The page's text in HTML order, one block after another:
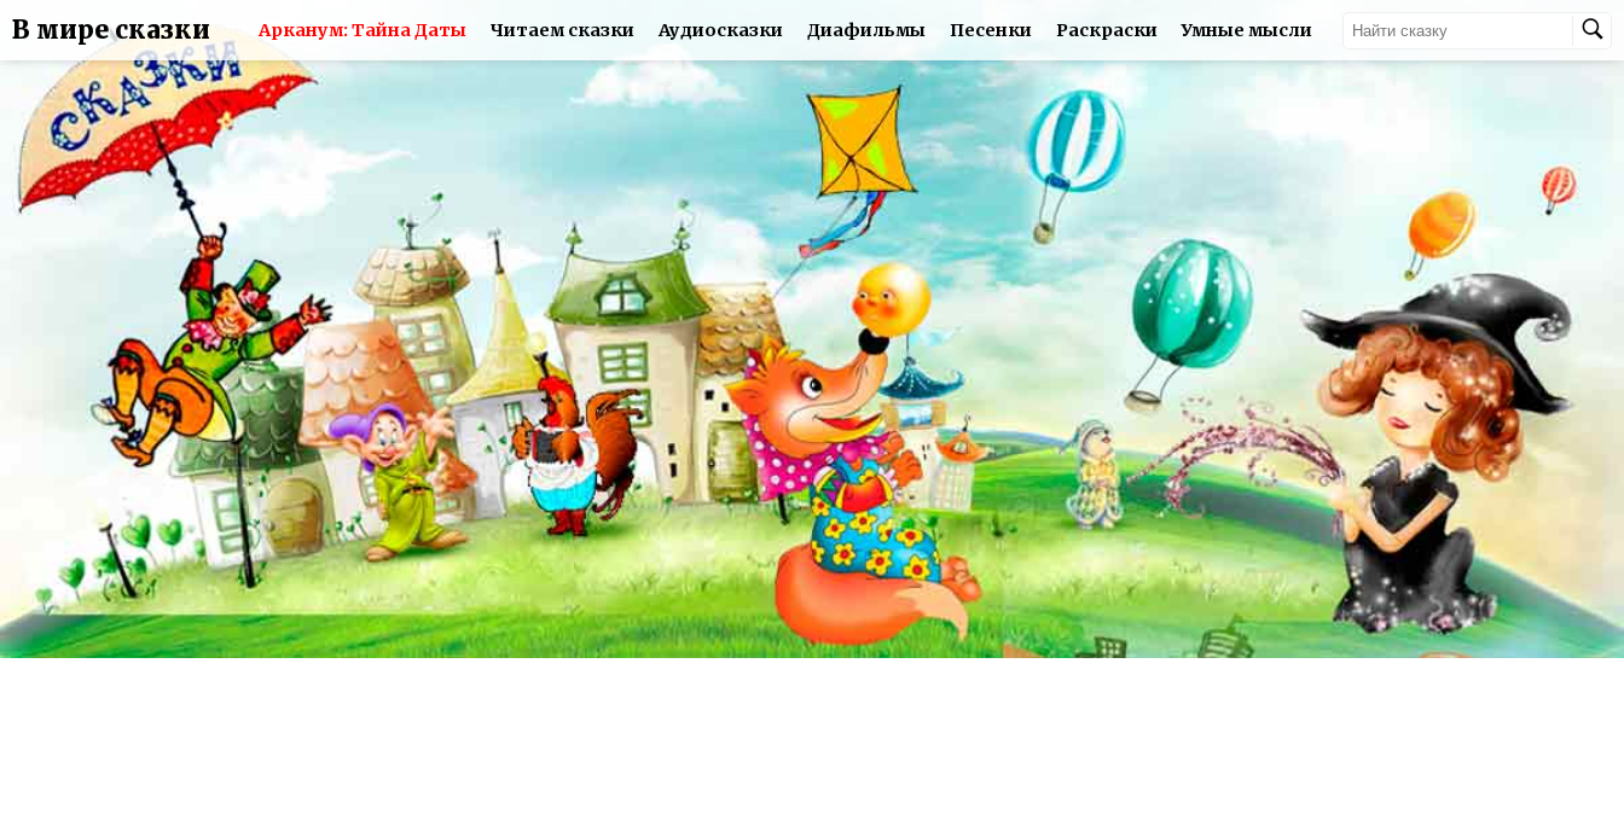
В мире сказки Арканум: Тайна Даты Читаем сказки Аудиосказки Диафильмы Песенки Раскраски Умные мысли